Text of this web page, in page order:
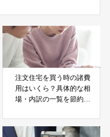
注文住宅を買う時の諸費
用はいくら？具体的な相
場・内訳の一覧を節約の